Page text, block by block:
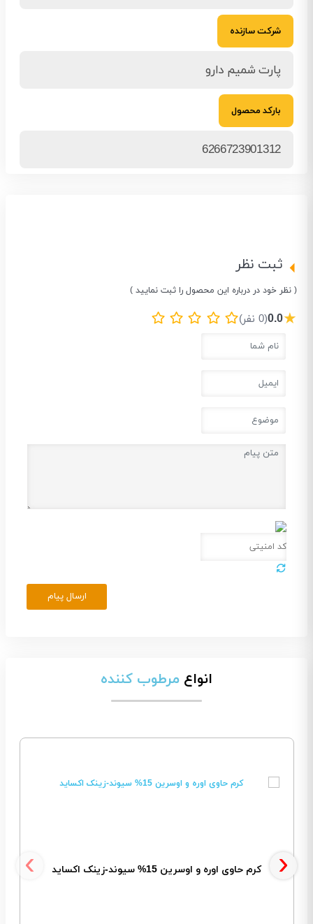
شرکت سازنده
پارت شمیم دارو
بارکد محصول
6266723901312
ثبت نظر
( نظر خود در درباره این محصول را ثبت نمایید )
★
0.0(0 نفر)
ارسال پیام
انواع مرطوب کننده
کرم حاوی اوره و اوسرین 15% سیوند-زینک اکساید ‹ ›